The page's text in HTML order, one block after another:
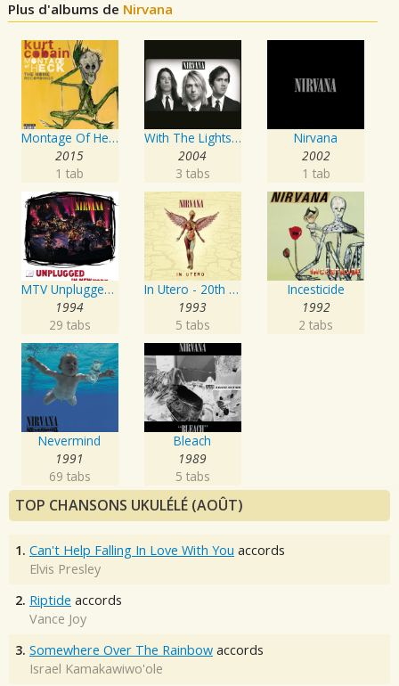
Plus d'albums de Nirvana
Montage Of Heck: The Home Recordings
2015
1 tab
With The Lights Out - Box Set
2004
3 tabs
Nirvana
2002
1 tab
MTV Unplugged In New York
1994
29 tabs
In Utero - 20th Anniversary Remaster
1993
5 tabs
Incesticide
1992
2 tabs
Nevermind
1991
69 tabs
Bleach
1989
5 tabs
TOP CHANSONS UKULÉLÉ (AOÛT)
1. Can't Help Falling In Love With You accords
Elvis Presley
2. Riptide accords
Vance Joy
3. Somewhere Over The Rainbow accords
Israel Kamakawiwo'ole